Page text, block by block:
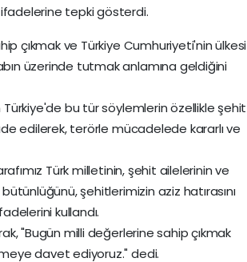
ifadelerine tepki gösterdi.
çıkmak ve Türkiye Cumhuriyeti'nin ülkesi
üzerinde tutmak anlamına geldiğini
Türkiye'de bu tür söylemlerin özellikle şehit
edilerek, terörle mücadelede kararlı ve
Türk milletinin, şehit ailelerinin ve
şehitlerimizin aziz hatırasını
kullandı.
"Bugün milli değerlerine sahip çıkmak
davet ediyoruz." dedi.